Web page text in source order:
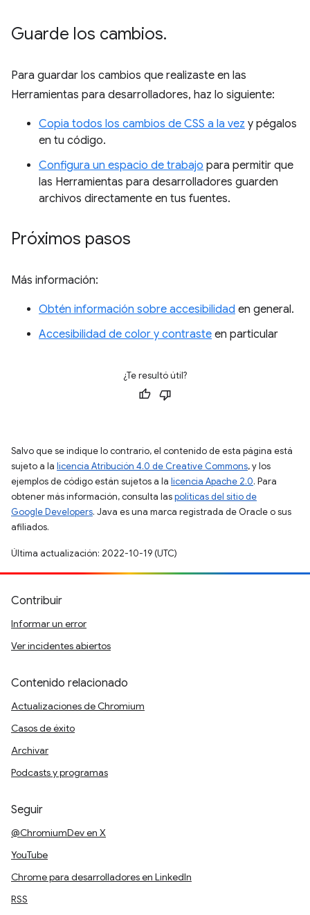
Guarde los cambios.
Para guardar los cambios que realizaste en las
Herramientas para desarrolladores, haz lo siguiente:
Copia todos los cambios de CSS a la vez y pégalos
en tu código.
Configura un espacio de trabajo para permitir que
las Herramientas para desarrolladores guarden
archivos directamente en tus fuentes.
Próximos pasos
Más información:
Obtén información sobre accesibilidad en general.
Accesibilidad de color y contraste en particular
¿Te resultó útil?
Salvo que se indique lo contrario, el contenido de esta página está
sujeto a la licencia Atribución 4.0 de Creative Commons, y los
ejemplos de código están sujetos a la licencia Apache 2.0. Para
obtener más información, consulta laspolíticas del sitio de
Google Developers. Java es una marca registrada de Oracle o sus
afiliados.
Última actualización: 2022-10-19 (UTC)
Contribuir
Informar un error
Ver incidentes abiertos
Contenido relacionado
Actualizaciones de Chromium
Casos de éxito
Archivar
Podcasts y programas
Seguir
@ChromiumDev en X
YouTube
Chrome para desarrolladores en LinkedIn
RSS